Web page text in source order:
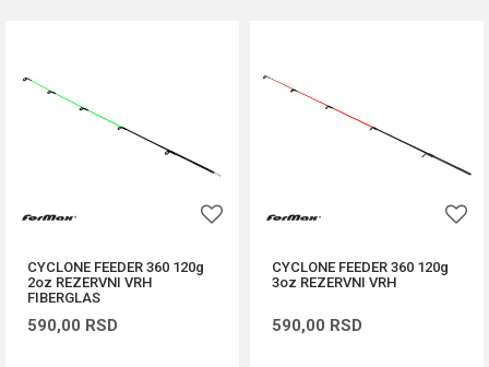
CYCLONE FEEDER 360 120g
2oz REZERVNI VRH
FIBERGLAS
590,00 RSD
CYCLONE FEEDER 360 120g
3oz REZERVNI VRH
590,00 RSD